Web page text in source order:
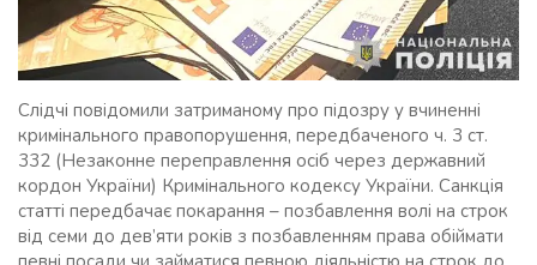
Слідчі повідомили затриманому про підозру у вчиненні
кримінального правопорушення, передбаченого ч. 3 ст.
332 (Незаконне переправлення осіб через державний
кордон України) Кримінального кодексу України. Санкція
статті передбачає покарання – позбавлення волі на строк
від семи до дев’яти років з позбавленням права обіймати